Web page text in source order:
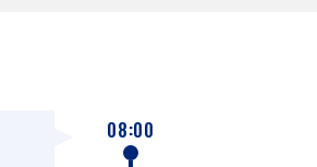
08:00